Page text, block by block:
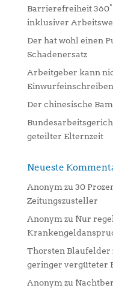
Barrierefreiheit
inklusiver
Der hat wohl einen
Schadenersatz
Arbeitgeber kann
Der chinesische
geteilter Elternzeit
Neueste
Anonymzu 30
Zeitungszusteller
Anonymzu Nur
Thorsten Blaufelder
geringer vergüteter
Anonymzu